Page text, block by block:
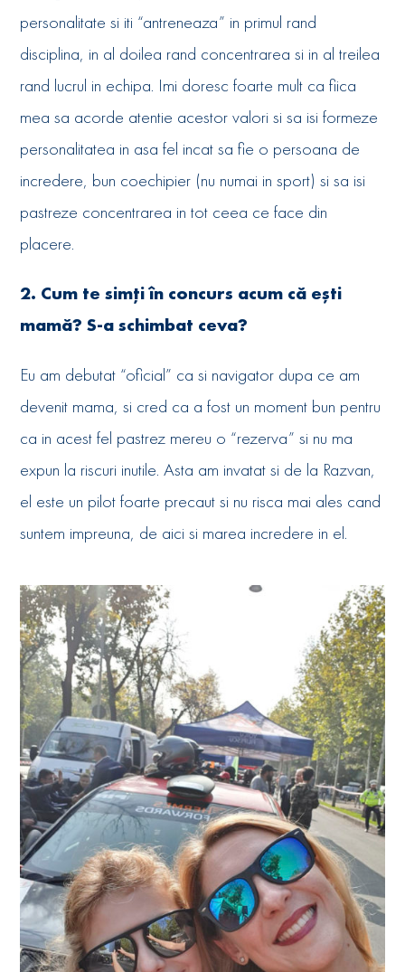
personalitate si iti “antreneaza” in primul rand
disciplina, in al doilea rand concentrarea si in al treilea
rand lucrul in echipa. Imi doresc foarte mult ca fiica
mea sa acorde atentie acestor valori si sa isi formeze
personalitatea in asa fel incat sa fie o persoana de
incredere, bun coechipier (nu numai in sport) si sa isi
pastreze concentrarea in tot ceea ce face din
placere.
2. Cum te simți în concurs acum că ești
mamă? S-a schimbat ceva?
Eu am debutat “oficial” ca si navigator dupa ce am
devenit mama, si cred ca a fost un moment bun pentru
ca in acest fel pastrez mereu o “rezerva” si nu ma
expun la riscuri inutile. Asta am invatat si de la Razvan,
el este un pilot foarte precaut si nu risca mai ales cand
suntem impreuna, de aici si marea incredere in el.